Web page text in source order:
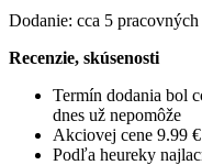
Dodanie: cca 5
Recenzie, skúsenosti
Termín dodania bol
dnes už nepomôže
Akciovej cene 9.99
Podľa heureky